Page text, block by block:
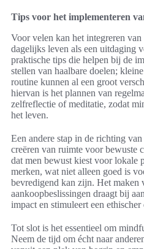
Tips voor het implementeren
Voor velen kan het integreren
dagelijks leven als een uitdaging
praktische tips die helpen bij de
stellen van haalbare doelen;
routine kunnen al een groot
hiervan is het plannen van
zelfreflectie of meditatie, zodat
het leven.
Een andere stap in de richting
creëren van ruimte voor bewuste
dat men bewust kiest voor lokale
merken, wat niet alleen goed is
bevredigend kan zijn. Het maken
aankoopbeslissingen draagt bij
impact en stimuleert een
Tot slot is het essentieel om
Neem de tijd om écht naar